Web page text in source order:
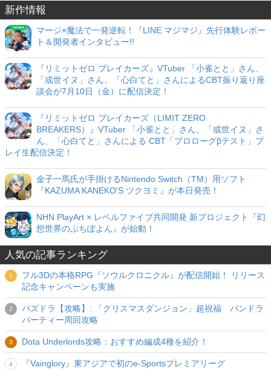
新作情報
マージ×魔法で一発逆転！『LINE マジマジ』先行体験レポー
ト＆開発者インタビュー!!
『リミットゼロ ブレイカーズ』VTuber 「小雀とと」さん、
「或世イヌ」さん、「心白てと」さんによるCBT振り返り座
談会が7月10日（金）に配信決定！
『リミットゼロ ブレイカーズ（LIMIT ZERO
BREAKERS）』VTuber 「小雀とと」さん、「或世イヌ」さ
ん、「心白てと」さんによる CBT「プロローグβテスト」プ
レイ生配信決定！
金子一馬氏が手掛けるNintendo Switch（TM）用ソフト
『KAZUMA KANEKO'S ツクヨミ』が本日発売！
NHN PlayArt × レベルファイブ共同開発 新プロジェクト『幻
想世界のぷちぽよん』が始動！
人気の記事ランキング
フル3Dの本格RPG『ソウルクロニクル』が配信開始！ リリース
記念キャンペーンも実施
パズドラ【攻略】: 「クリスマスダンジョン」超祝福 パンドラ
パーティー周回攻略
Dota Underlords攻略：おすすめ編成4種を紹介！
『Vainglory』東アジアで初のe-Sportsプレミアリーグ